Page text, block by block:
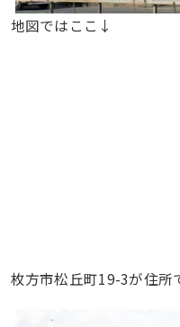
地図ではここ↓
枚方市松丘町19-3が住所